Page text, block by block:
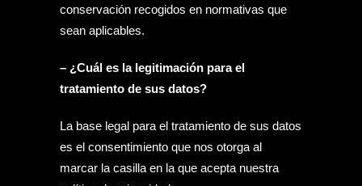
conservación recogidos en normativas que
sean aplicables.
– ¿Cuál es la legitimación para el
tratamiento de sus datos?
La base legal para el tratamiento de sus datos
es el consentimiento que nos otorga al
marcar la casilla en la que acepta nuestra